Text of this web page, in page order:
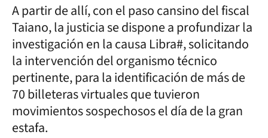
A partir de allí, con el paso cansino del fiscal
Taiano, la justicia se dispone a profundizar la
investigación en la causa Libra#, solicitando
la intervención del organismo técnico
pertinente, para la identificación de más de
70 billeteras virtuales que tuvieron
movimientos sospechosos el día de la gran
estafa.